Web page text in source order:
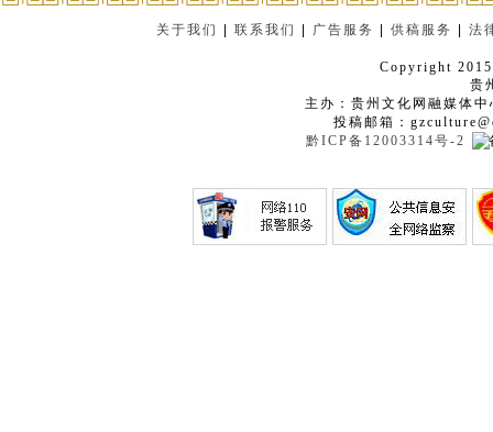
关于我们 |联系我们 广告服务 |供稿服务 |法
Copyright
贵
主办：贵州文化网融媒体
投稿邮箱：
黔ICP备12003314号-2